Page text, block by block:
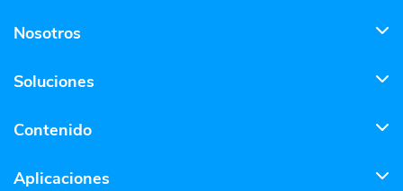
Nosotros
Soluciones
Contenido
Aplicaciones